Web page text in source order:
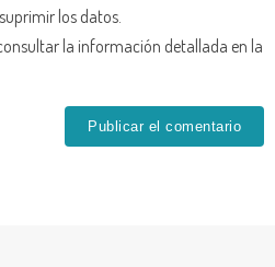
los datos.
la información detallada en la